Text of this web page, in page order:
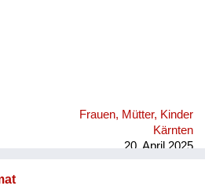
Frauen, Mütter, Kinder
Kärnten
20. April 2025